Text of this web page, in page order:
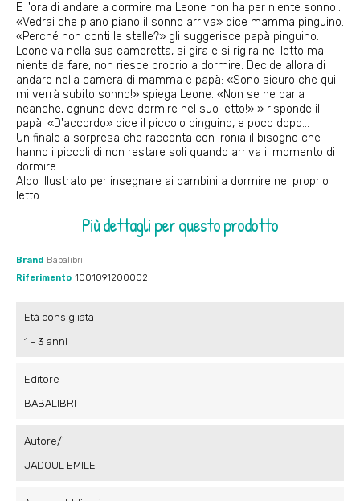
E l'ora di andare a dormire ma Leone non ha per niente sonno...
«Vedrai che piano piano il sonno arriva» dice mamma pinguino.
«Perché non conti le stelle?» gli suggerisce papà pinguino.
Leone va nella sua cameretta, si gira e si rigira nel letto ma
niente da fare, non riesce proprio a dormire. Decide allora di
andare nella camera di mamma e papà: «Sono sicuro che qui
mi verrà subito sonno!» spiega Leone. «Non se ne parla
neanche, ognuno deve dormire nel suo letto!» » risponde il
papà. «D'accordo» dice il piccolo pinguino, e poco dopo…
Un finale a sorpresa che racconta con ironia il bisogno che
hanno i piccoli di non restare soli quando arriva il momento di
dormire.
Albo illustrato per insegnare ai bambini a dormire nel proprio
letto.
Più dettagli per questo prodotto
Brand Babalibri
Riferimento 1001091200002
Età consigliata
1 - 3 anni
Editore
BABALIBRI
Autore/i
JADOUL EMILE